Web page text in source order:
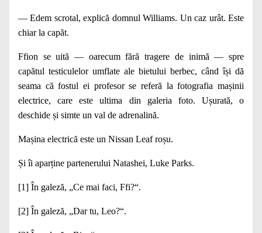
— Edem scrotal, explică domnul Williams. Un caz urât. Este
chiar la capăt.
Ffion se uită — oarecum fără tragere de inimă — spre
capătul testiculelor umflate ale bietului berbec, când își dă
seama că fostul ei profesor se referă la fotogra­fia mașinii
electrice, care este ultima din galeria foto. Ușurată, o
deschide și simte un val de adrenalină.
Mașina electrică este un Nissan Leaf roșu.
Și îi aparține partenerului Natashei, Luke Parks.
[1] În galeză, „Ce mai faci, Ffi?“.
[2] În galeză, „Dar tu, Leo?“.